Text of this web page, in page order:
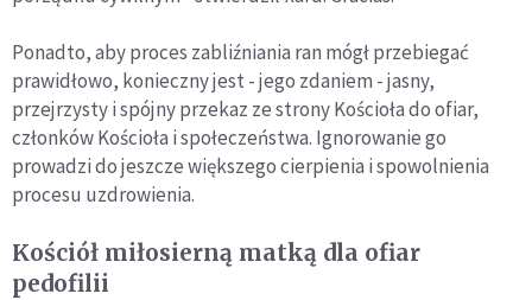
Ponadto, aby proces zabliźniania ran mógł przebiegać
prawidłowo, konieczny jest - jego zdaniem - jasny,
przejrzysty i spójny przekaz ze strony Kościoła do ofiar,
członków Kościoła i społeczeństwa. Ignorowanie go
prowadzi do jeszcze większego cierpienia i spowolnienia
procesu uzdrowienia.
Kościół miłosierną matką dla ofiar
pedofilii